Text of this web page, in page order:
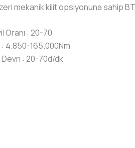
mekanik kilit opsiyonuna sahip
Oranı : 20-70
: 4.850-165.000Nm
Devri : 20-70d/dk